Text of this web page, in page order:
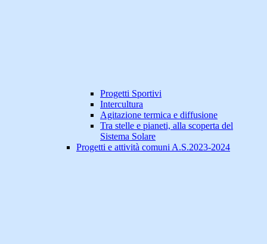
Progetti Sportivi
Intercultura
Agitazione termica e diffusione
Tra stelle e pianeti, alla scoperta del
Sistema Solare
Progetti e attività comuni A.S.2023-2024